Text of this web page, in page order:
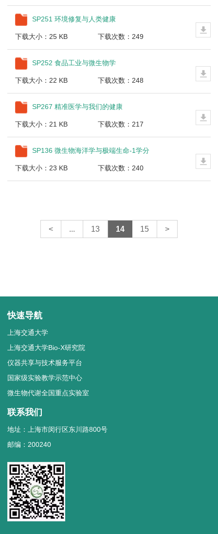
SP251 环境修复与人类健康
下载大小：25 KB 下载次数：249
SP252 食品工业与微生物学
下载大小：22 KB 下载次数：248
SP267 精准医学与我们的健康
下载大小：21 KB 下载次数：217
SP136 微生物海洋学与极端生命-1学分
下载大小：23 KB 下载次数：240
< ... 13 14 15 >
快速导航
上海交通大学
上海交通大学Bio-X研究院
仪器共享与技术服务平台
国家级实验教学示范中心
微生物代谢全国重点实验室
联系我们
地址：上海市闵行区东川路800号
邮编：200240